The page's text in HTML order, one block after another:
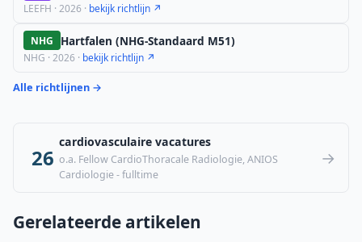
LEEFH · 2026 · bekijk richtlijn ↗
NHG Hartfalen (NHG-Standaard M51)
NHG · 2026 · bekijk richtlijn ↗
Alle richtlijnen →
26
cardiovasculaire vacatures
o.a. Fellow CardioThoracale Radiologie, ANIOS
Cardiologie - fulltime
→
Gerelateerde artikelen